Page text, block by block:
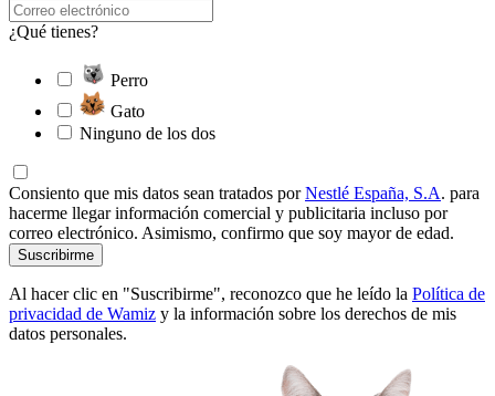
¿Qué tienes?
Perro
Gato
Ninguno de los dos
Consiento que mis datos sean tratados porNestlé España, S.A. para
hacerme llegar información comercial y publicitaria incluso por
correo electrónico. Asimismo, confirmo que soy mayor de edad.
Suscribirme
Al hacer clic en "Suscribirme", reconozco que he leído la Política de
privacidad de Wamiz y la información sobre los derechos de mis
datos personales.